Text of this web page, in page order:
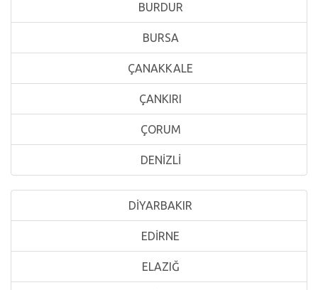
BURDUR
BURSA
ÇANAKKALE
ÇANKIRI
ÇORUM
DENİZLİ
DİYARBAKIR
EDİRNE
ELAZIĞ